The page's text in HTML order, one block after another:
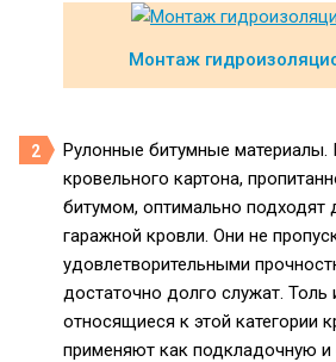
Монтаж
Рулонные битумные материалы.
кровельного картона,
битумом, оптимально подходят
гаражной кровли. Они не
удовлетворительными
достаточно долго служат. Толь
относящиеся к этой категории
применяют как подкладочную